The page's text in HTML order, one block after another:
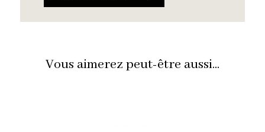
Box
Vous aimerez peut-être aussi...